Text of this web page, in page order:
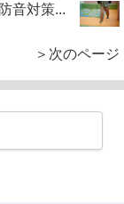
音対策...
＞次のページ